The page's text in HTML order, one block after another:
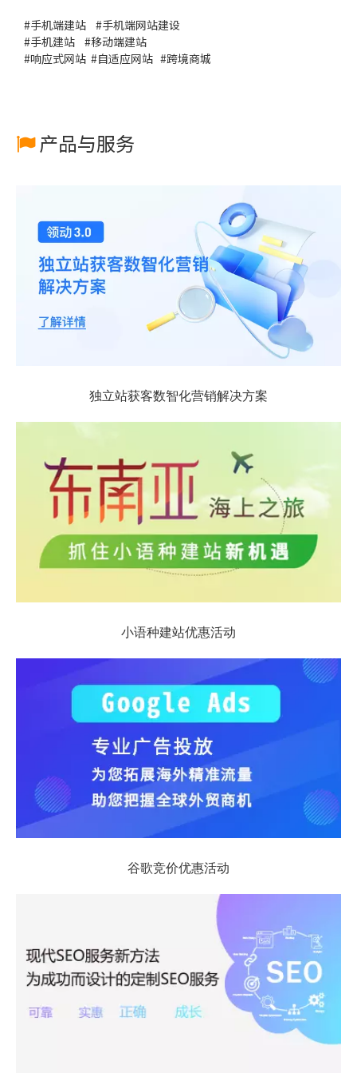
#手机端建站 #手机端网站建设
#手机建站 #移动端建站
#响应式网站 #自适应网站 #跨境商城
产品与服务
独立站获客数智化营销解决方案
小语种建站优惠活动
谷歌竞价优惠活动